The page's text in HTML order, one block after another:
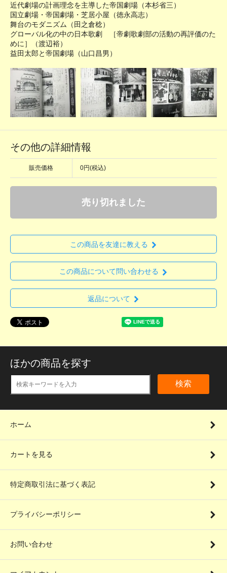
近代劇場の計画理念を主導した帝国劇場（本杉省三）
国立劇場・帝国劇場・芝居小屋（徳永高志）
舞台のモダニズム（田之倉稔）
グローバル化の中の日本歌劇 ［帝劇歌劇部の活動の再評価のた
めに］（渡辺裕）
益田太郎と帝国劇場（山口昌男）
その他の詳細情報
販売価格 0円(税込)
売り切れました
この商品を友達に教える
この商品について問い合わせる
返品について
ほかの商品を探す
検索
ホーム
カートを見る
特定商取引法に基づく表記
プライバシーポリシー
お問い合わせ